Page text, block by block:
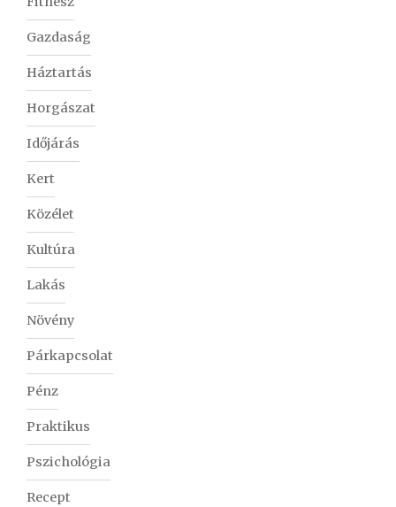
Gazdaság
Háztartás
Horgászat
Időjárás
Kert
Közélet
Kultúra
Lakás
Növény
Párkapcsolat
Pénz
Praktikus
Pszichológia
Recept